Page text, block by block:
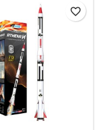
favorite_border